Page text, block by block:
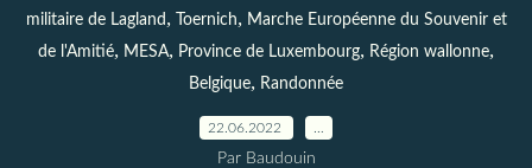
militaire de Lagland , Toernich, Marche Européenne du Souvenir et
de l'Amitié, MESA, Province de Luxembourg, Région wallonne,
Belgique, Randonnée
22.06.2022
Par Baudouin